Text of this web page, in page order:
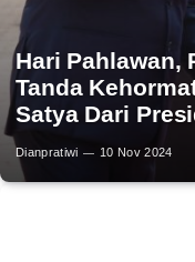
Hari Pahlawan,
Tanda
Satya Dari
Dianpratiwi 10 Nov 2024